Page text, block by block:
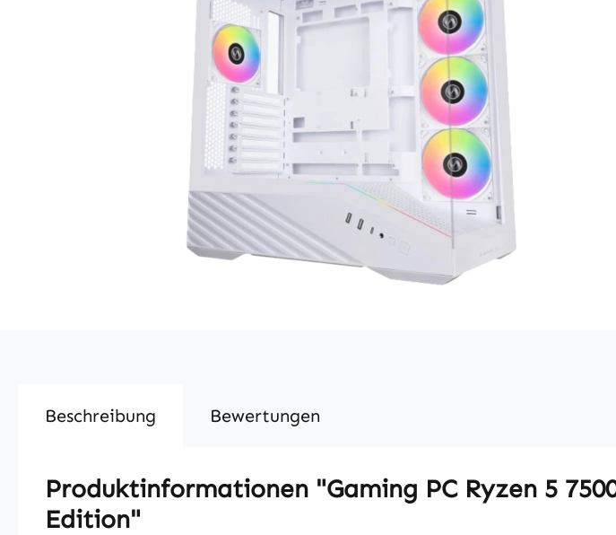
Beschreibung Bewertungen
Produktinformationen "Gaming PC Ryzen 5
Edition"